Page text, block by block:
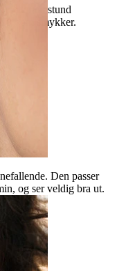
etter en stund
som smykker.
Den passer
og ser veldig bra ut.